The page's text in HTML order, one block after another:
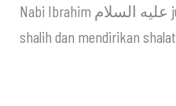
Nabi Ibrahim عليه السلام juga menunjukkan pentingnya mendoakan anak-anak agar menjadi orang yang
shalih dan mendirikan shalat.